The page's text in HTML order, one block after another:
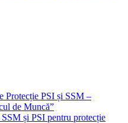
Protecție PSI și SSM –
de Muncă”
și PSI pentru protecție